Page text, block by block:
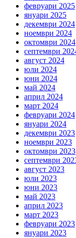
февруари 2025
януари 2025
декември 2024
ноември 2024
октомври 2024
септември
август 2024
юли 2024
юни 2024
май 2024
април 2024
март 2024
февруари 2024
януари 2024
декември 2023
ноември 2023
октомври 2023
септември
август 2023
юли 2023
юни 2023
май 2023
април 2023
март 2023
февруари 2023
януари 2023